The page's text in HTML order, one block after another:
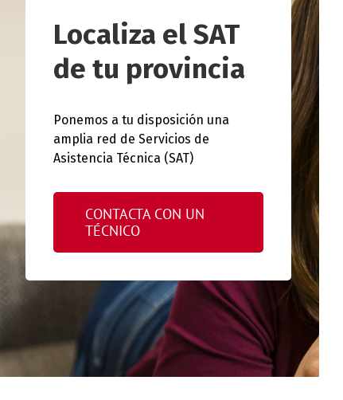
Localiza el SAT
de tu provincia
Ponemos a tu disposición una
amplia red de Servicios de
Asistencia Técnica (SAT)
CONTACTA CON UN
TÉCNICO